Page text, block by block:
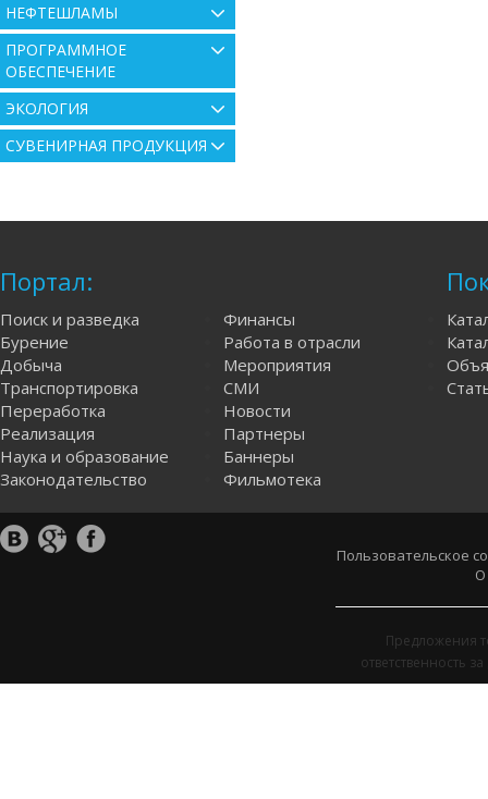
НЕФТЕШЛАМЫ
ПРОГРАММНОЕ
ОБЕСПЕЧЕНИЕ
ЭКОЛОГИЯ
СУВЕНИРНАЯ ПРОДУКЦИЯ
Портал:
Поиск и разведка
Бурение
Добыча
Транспортировка
Переработка
Реализация
Наука и образование
Законодательство
Финансы
Работа в отрасли
Мероприятия
СМИ
Новости
Партнеры
Баннеры
Фильмотека
Пользовательское
О
Предложения
ответственность